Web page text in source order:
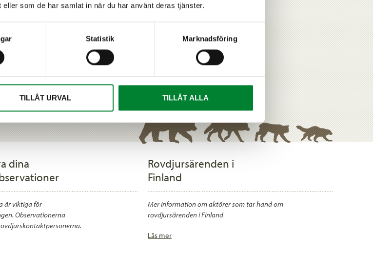
som de har samlat in när du har använt deras tjänster.
Statistik Marknadsföring
TILLÅT URVAL TILLÅT ALLA
dina
är viktiga för
Observationerna
Rovdjursärenden i
Finland
Mer information om aktörer som tar hand om
rovdjursärenden i Finland
Läs mer